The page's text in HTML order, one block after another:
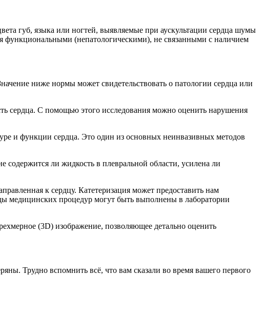
губ, языка или ногтей, выявляемые при аускультации сердца шумы
функциональными (непатологическими), не связанными с наличием
ниже нормы может свидетельствовать о патологии сердца или
сердца. С помощью этого исследования можно оценить нарушения
и функции сердца. Это один из основных неинвазивных методов
содержится ли жидкость в плевральной области, усилена ли
к сердцу. Катетеризация может предоставить нам
медицинских процедур могут быть выполнены в лаборатории
(3D) изображение, позволяющее детально оценить
Трудно вспомнить всё, что вам сказали во время вашего первого